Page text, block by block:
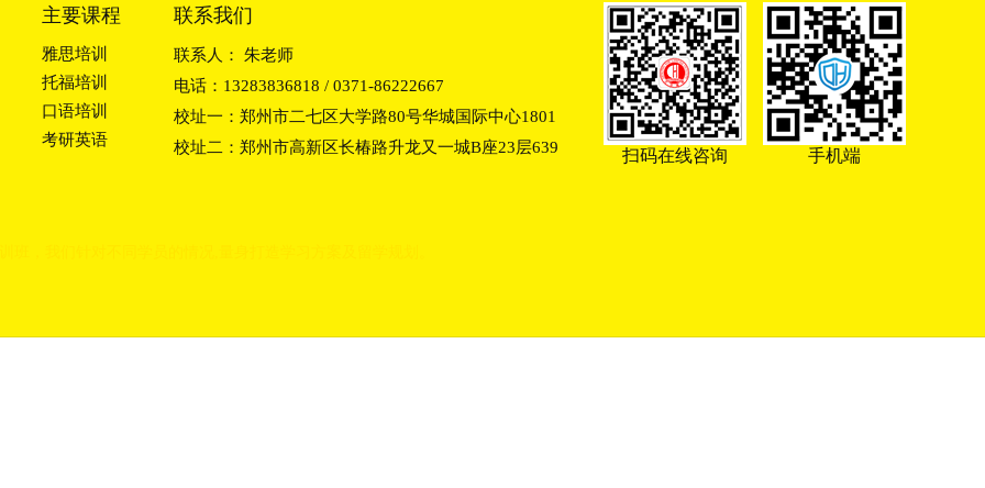
主要课程
雅思培训
托福培训
口语培训
考研英语
联系我们
联系人： 朱老师
电话：13283836818 / 0371-86222667
校址一：郑州市二七区大学路80号华城国际中心1801
校址二：郑州市高新区长椿路升龙又一城B座23层639
扫码在线咨询 手机端